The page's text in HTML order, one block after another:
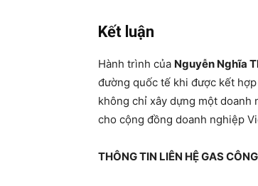
Kết luận
Hành trình của Nguyễn Nghĩa
đường quốc tế khi được kết
không chỉ xây dựng một doanh
cho cộng đồng doanh nghiệp
THÔNG TIN LIÊN HỆ GAS